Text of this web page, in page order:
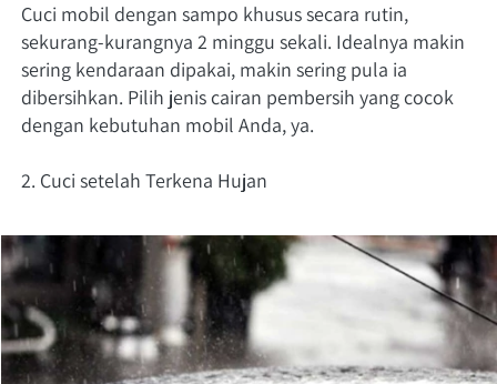
Cuci mobil dengan sampo khusus secara rutin,
sekurang-kurangnya 2 minggu sekali. Idealnya makin
sering kendaraan dipakai, makin sering pula ia
dibersihkan. Pilih jenis cairan pembersih yang cocok
dengan kebutuhan mobil Anda, ya.
2. Cuci setelah Terkena Hujan